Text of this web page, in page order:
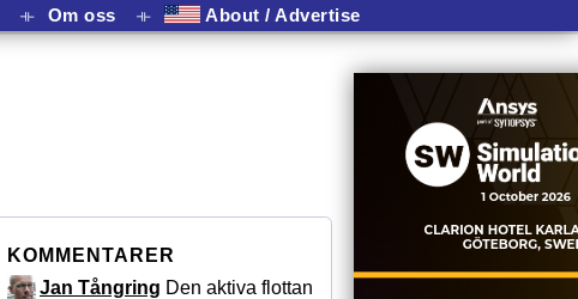
⟛ Om oss ⟛ About / Advertise
KOMMENTARER
Jan Tångring Den aktiva flottan